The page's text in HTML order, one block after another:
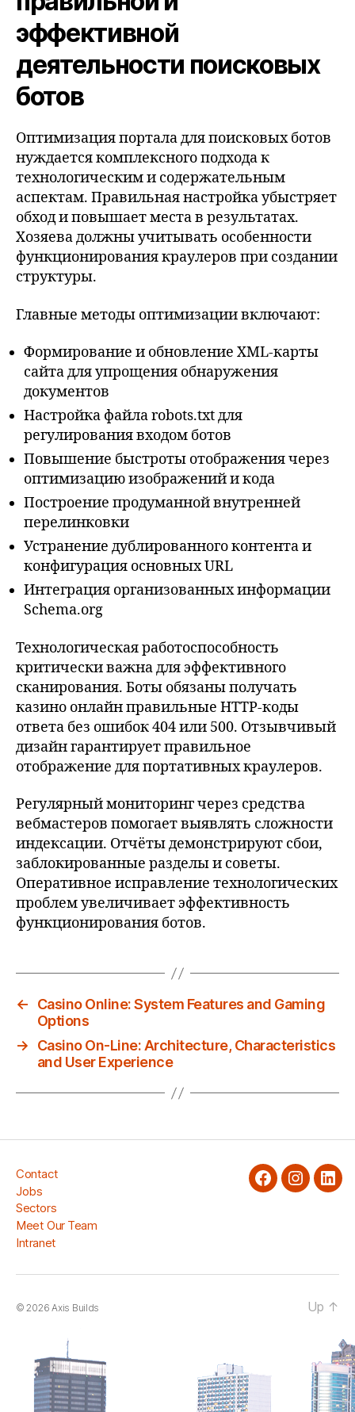
эффективной
деятельности поисковых
ботов
Оптимизация портала для поисковых ботов
нуждается комплексного подхода к
технологическим и содержательным
аспектам. Правильная настройка убыстряет
обход и повышает места в результатах.
Хозяева должны учитывать особенности
функционирования краулеров при создании
структуры.
Главные методы оптимизации включают:
Формирование и обновление XML-карты
сайта для упрощения обнаружения
документов
Настройка файла robots.txt для
регулирования входом ботов
Повышение быстроты отображения через
оптимизацию изображений и кода
Построение продуманной внутренней
перелинковки
Устранение дублированного контента и
конфигурация основных URL
Интеграция организованных информации
Schema.org
Технологическая работоспособность
критически важна для эффективного
сканирования. Боты обязаны получать
казино онлайн правильные HTTP-коды
ответа без ошибок 404 или 500. Отзывчивый
дизайн гарантирует правильное
отображение для портативных краулеров.
Регулярный мониторинг через средства
вебмастеров помогает выявлять сложности
индексации. Отчёты демонстрируют сбои,
заблокированные разделы и советы.
Оперативное исправление технологических
проблем увеличивает эффективность
функционирования ботов.
←
Casino Online: System Features and Gaming
Options
→
Casino On-Line: Architecture, Characteristics
and User Experience
Contact
Jobs
Sectors
Meet Our Team
Intranet
facebook
© 2026 Axis Builds Up ↑